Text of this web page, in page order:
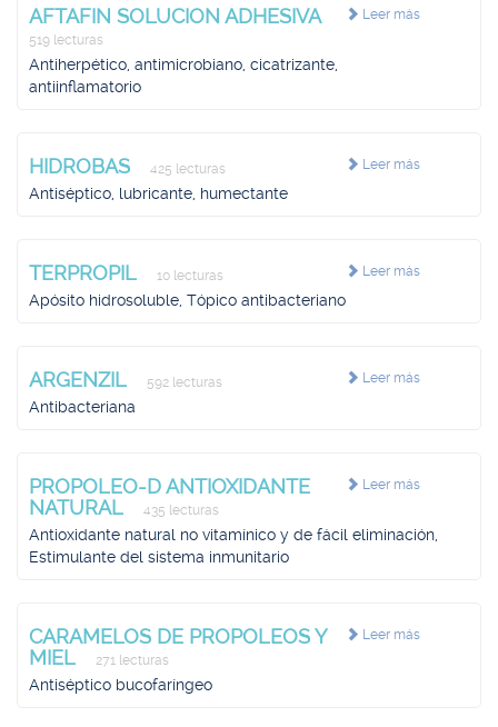
Leer más
AFTAFIN SOLUCION ADHESIVA
519 lecturas
Antiherpético, antimicrobiano, cicatrizante,
antiinflamatorio
Leer más
HIDROBAS 425 lecturas
Antiséptico, lubricante, humectante
Leer más
TERPROPIL 10 lecturas
Apósito hidrosoluble, Tópico antibacteriano
Leer más
ARGENZIL 592 lecturas
Antibacteriana
Leer más
PROPOLEO-D ANTIOXIDANTE
NATURAL
435 lecturas
Antioxidante natural no vitamínico y de fácil eliminación,
Estimulante del sistema inmunitario
Leer más
CARAMELOS DE PROPOLEOS Y
MIEL
271 lecturas
Antiséptico bucofaríngeo